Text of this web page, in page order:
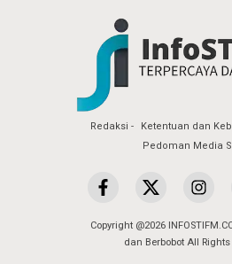
Redaksi
Ketentuan dan
Pedoman Media
Copyright @2026
dan Berbobot All Rights